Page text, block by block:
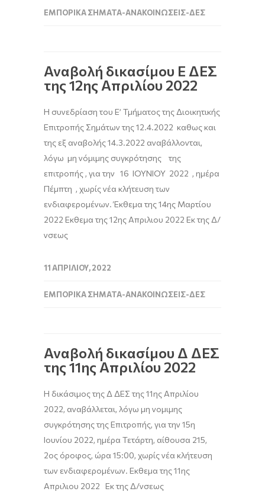
ΕΜΠΟΡΙΚΆ ΣΉΜΑΤΑ-ΑΝΑΚΟΙΝΏΣΕΙΣ-ΔΕΣ
Αναβολή δικασίμου Ε ΔΕΣ
της 12ης Απριλίου 2022
Η συνεδρίαση του E’ Τμήματος της Διοικητικής
Επιτροπής Σημάτων της 12.4.2022 καθως και
της εξ αναβολής 14.3.2022 αναβάλλονται,
λόγω μη νόμιμης συγκρότησης της
επιτροπής , για την 16 IOYNIOY 2022 , ημέρα
Πέμπτη , χωρίς νέα κλήτευση των
ενδιαφερομένων. Έκθεμα της 14ης Μαρτίου
2022 Εκθεμα της 12ης Απριλιου 2022 Εκ της Δ/
νσεως
11 ΑΠΡΙΛΊΟΥ, 2022
ΕΜΠΟΡΙΚΆ ΣΉΜΑΤΑ-ΑΝΑΚΟΙΝΏΣΕΙΣ-ΔΕΣ
Αναβολή δικασίμου Δ ΔΕΣ
της 11ης Απριλίου 2022
H δικάσιμος της Δ ΔΕΣ της 11ης Απριλίου
2022, αναβάλλεται, λόγω μη νομιμης
συγκρότησης της Επιτροπής, για την 15η
Ιουνίου 2022, ημέρα Τετάρτη, αίθουσα 215,
2ος όροφος, ώρα 15:00, χωρίς νέα κλήτευση
των ενδιαφερομένων. Εκθεμα της 11ης
Απριλιου 2022 Εκ της Δ/νσεως